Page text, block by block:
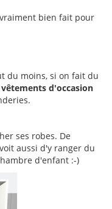
bien fait pour
du moins, si on fait du
d'occasion
ses robes. De
aussi d'y ranger du
d'enfant :-)